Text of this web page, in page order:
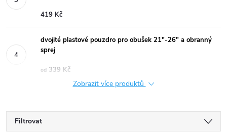
419 Kč
dvojité plastové pouzdro pro obušek 21"-26" a obranný
sprej
od 339 Kč
Zobrazit více produktů
Filtrovat